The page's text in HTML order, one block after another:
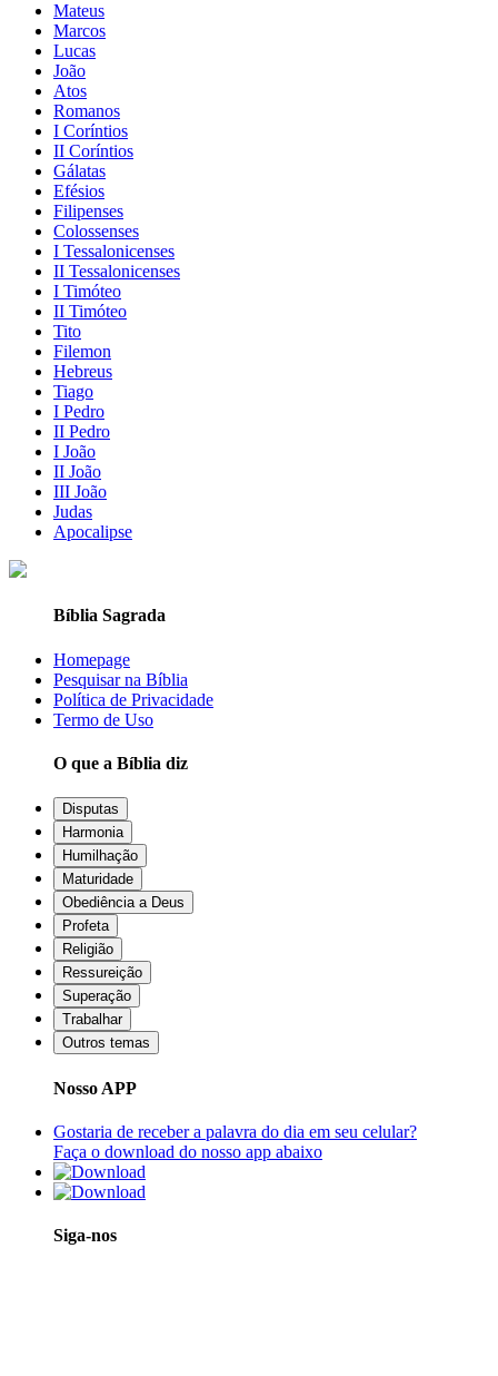
Mateus
Marcos
Lucas
João
Atos
Romanos
I Coríntios
II Coríntios
Gálatas
Efésios
Filipenses
Colossenses
I Tessalonicenses
II Tessalonicenses
I Timóteo
II Timóteo
Tito
Filemon
Hebreus
Tiago
I Pedro
II Pedro
I João
II João
III João
Judas
Apocalipse
Bíblia Sagrada
Homepage
Pesquisar na Bíblia
Política de Privacidade
Termo de Uso
O que a Bíblia diz
Disputas
Harmonia
Humilhação
Maturidade
Obediência a Deus
Profeta
Religião
Ressureição
Superação
Trabalhar
Outros temas
Nosso APP
Gostaria de receber a palavra do dia em seu celular?
Faça o download do nosso app abaixo
Siga-nos